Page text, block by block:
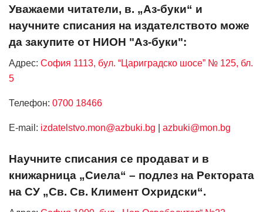
Уважаеми читатели, в. „Аз-буки“ и
научните списания на издателството може
да закупите от НИОН "Аз-буки":
Адрес: София 1113, бул. “Цариградско шосе” № 125, бл.
5
Телефон: 0700 18466
Е-mail: izdatelstvo.mon@azbuki.bg azbuki@mon.bg
Научните списания се продават и в
книжарница „Сиела“ – подлез на Ректората
на СУ „Св. Св. Климент Охридски“.